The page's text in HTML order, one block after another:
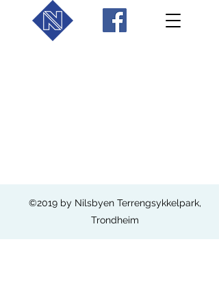
©2019 by Nilsbyen Terrengsykkelpark,
Trondheim